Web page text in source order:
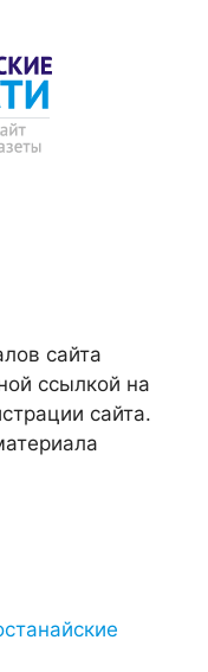
сайта
ссылкой на
сайта.